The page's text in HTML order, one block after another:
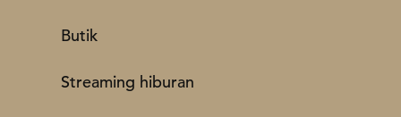
Butik
Streaming hiburan